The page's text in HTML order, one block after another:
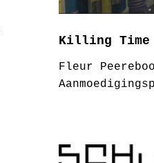
Killing Time
Fleur